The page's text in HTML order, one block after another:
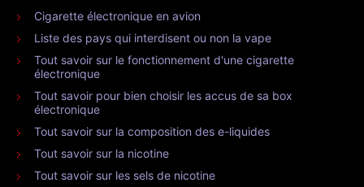
Cigarette électronique en avion
Liste des pays qui interdisent ou non la vape
Tout savoir sur le fonctionnement d'une cigarette
électronique
Tout savoir pour bien choisir les accus de sa box
électronique
Tout savoir sur la composition des e-liquides
Tout savoir sur la nicotine
Tout savoir sur les sels de nicotine